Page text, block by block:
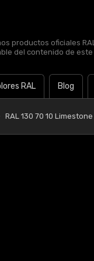
productos oficiales
del contenido de este
RAL Blog
RAL 130 70 10